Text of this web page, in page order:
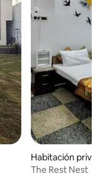
Habitación
hpur
The Rest Nest